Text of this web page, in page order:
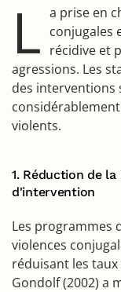
L a prise en
conjugales
récidive et
agressions. Les
des interventions
violents.
1. Réduction de
d'intervention
Les programmes
violences
réduisant les
Gondolf (2002) a